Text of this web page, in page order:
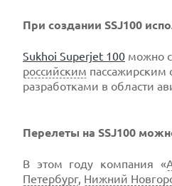
При создании SSJ100
Sukhoi Superjet 100 можно
российским
разработками в области
Перелеты на SSJ100
В этом году компания «
Петербург, Нижний